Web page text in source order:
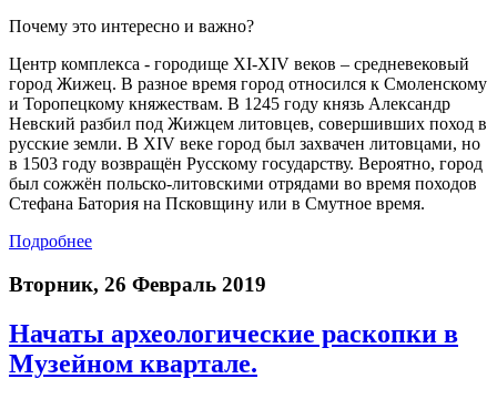
Почему это интересно и важно?
Центр комплекса - городище XI-XIV веков – средневековый
город Жижец. В разное время город относился к Смоленскому
и Торопецкому княжествам. В 1245 году князь Александр
Невский разбил под Жижцем литовцев, совершивших поход в
русские земли. В XIV веке город был захвачен литовцами, но
в 1503 году возвращён Русскому государству. Вероятно, город
был сожжён польско-литовскими отрядами во время походов
Стефана Батория на Псковщину или в Смутное время.
Подробнее
Вторник, 26 Февраль 2019
Начаты археологические раскопки в
Музейном квартале.